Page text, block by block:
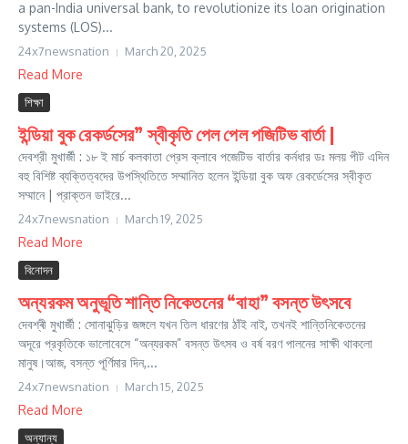
a pan-India universal bank, to revolutionize its loan origination
systems (LOS)...
24x7newsnation March 20, 2025
Read More
শিক্ষা
ইন্ডিয়া বুক রেকর্ডসের” স্বীকৃতি পেল পেল পজিটিভ বার্তা |
দেবশ্রী মুখার্জী : ১৮ ই মাৰ্চ কলকাতা প্রেস ক্লাবে পজেটিভ বার্তার কর্নধার ডঃ মলয় পীট এদিন
বহু বিশিষ্ট ব্যক্তিত্বদের উপস্থিতিতে সম্মানিত হলেন ইন্ডিয়া বুক অফ রেকর্ডেসের স্বীকৃত
সম্মানে | প্রাক্তন ডাইরে...
24x7newsnation March 19, 2025
Read More
বিনোদন
অন্যরকম অনুভূতি শান্তি নিকেতনের “বাহা” বসন্ত উৎসবে
দেবশ্ৰী মুখার্জী : সোনাঝুড়ির জঙ্গলে যখন তিল ধারণের ঠাঁই নাই, তখনই শান্তিনিকেতনের
অদূরে প্রকৃতিকে ভালোবেসে “অন্যরকম” বসন্ত উৎসব ও বর্ষ বরণ পালনের সাক্ষী থাকলো
মানুষ।আজ, বসন্ত পূর্ণিমার দিন,...
24x7newsnation March 15, 2025
Read More
অন্যান্য